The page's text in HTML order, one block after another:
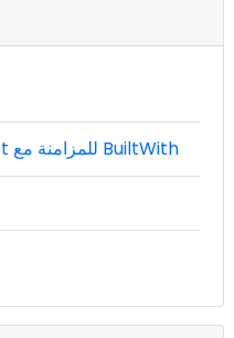
إضافة خصائص إلى Hubspot للمزامنة مع BuiltWith